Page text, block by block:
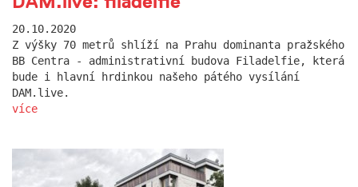
20.10.2020
Z výšky 70 metrů shlíží na Prahu dominanta pražského
BB Centra - administrativní budova Filadelfie, která
bude i hlavní hrdinkou našeho pátého vysílání
DAM.live.
více